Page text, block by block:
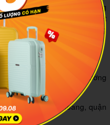
tham khảo dao động khoảng
có thể thưởng thức một mẹt
ngay tại chợ Phùng
Khoang:
Phùng Khoang, phường
Nội.
Số 53A Phùng Khoang, quận